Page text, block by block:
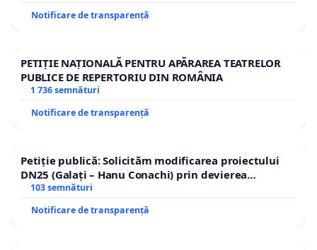
Notificare de transparență
PETIȚIE NAȚIONALĂ PENTRU APĂRAREA TEATRELOR
PUBLICE DE REPERTORIU DIN ROMÂNIA
1 736 semnături
Notificare de transparență
Petiție publică: Solicităm modificarea proiectului
DN25 (Galați – Hanu Conachi) prin devierea
traseului în afara localităților!
103 semnături
Notificare de transparență